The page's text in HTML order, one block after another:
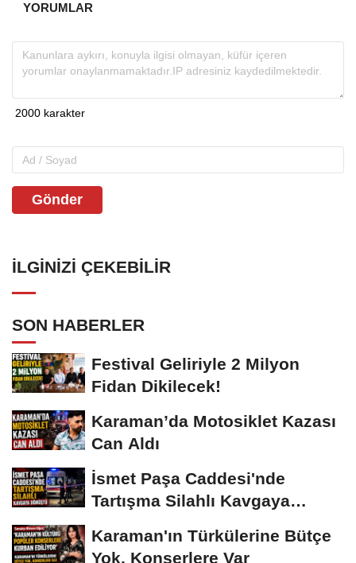
YORUMLAR
Gönder
İLGINIZI ÇEKEBILIR
SON HABERLER
Festival Geliriyle 2 Milyon
Fidan Dikilecek!
Karaman’da Motosiklet Kazası
Can Aldı
İsmet Paşa Caddesi'nde
Tartışma Silahlı Kavgaya
Karaman'ın Türkülerine Bütçe
Yok, Konserlere Var